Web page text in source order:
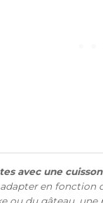
avec une
en fonction